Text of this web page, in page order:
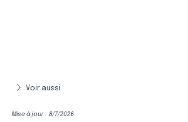
Voir aussi
Mise à jour : 8/7/2026